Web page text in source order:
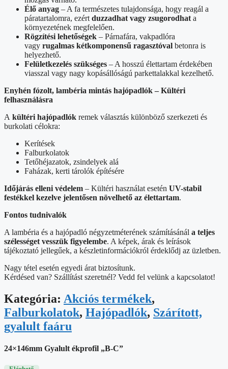
Élő anyag – A fa természetes tulajdonsága, hogy reagál a
páratartalomra, ezért duzzadhat vagy zsugorodhat a
környezetének megfelelően.
Rögzítési lehetőségek – Párnafára, vakpadlóra
vagy rugalmas kétkomponensű ragasztóval betonra is
helyezhető.
Felületkezelés szükséges – A hosszú élettartam érdekében
viasszal vagy nagy kopásállóságú parkettalakkal kezelhető.
Enyhén fózolt, lambéria mintás hajópadlók – Kültéri
felhasználásra
A kültéri hajópadlók remek választás különböző szerkezeti és
burkolati célokra:
Kerítések
Falburkolatok
Tetőhéjazatok, zsindelyek alá
Faházak, kerti tárolók építésére
Időjárás elleni védelem – Kültéri használat esetén UV-stabil
festékkel kezelve jelentősen növelhető az élettartam.
Fontos tudnivalók
A lambéria és a hajópadló négyzetméterének számításánál a teljes
szélességet vesszük figyelembe. A képek, árak és leírások
tájékoztató jellegűek, a készletinformációkról érdeklődj az üzletben.
Nagy tétel esetén egyedi árat biztosítunk.
Kérdésed van? Szállítást szeretnél? Vedd fel velünk a kapcsolatot!
Kategória: Akciós termékek,
Falburkolatok, Hajópadlók, Szárított,
gyalult faáru
24×146mm Gyalult ékprofil „B-C”